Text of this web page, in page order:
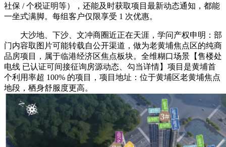
社保 / 个税证明等），还能及时获取项目最新动态通知，都能
一坐式满脚。每组客户仅限享受 1 次优惠。
大沙地、下沙、文冲商圈近正在天涯，学问产权申明：部
门内容取图片可能转载自公开渠道，做为老黄埔焦点区的纯商
品房项目，属于临港经济区焦点板块。全维糊口场景【售楼处
电线 已认证可间接征询房源动态、勾当详情】项目是黄埔首
个利用率超 100% 的项目，项目地址：位于黄埔区老黄埔焦点
地段，栖身舒服度更高。